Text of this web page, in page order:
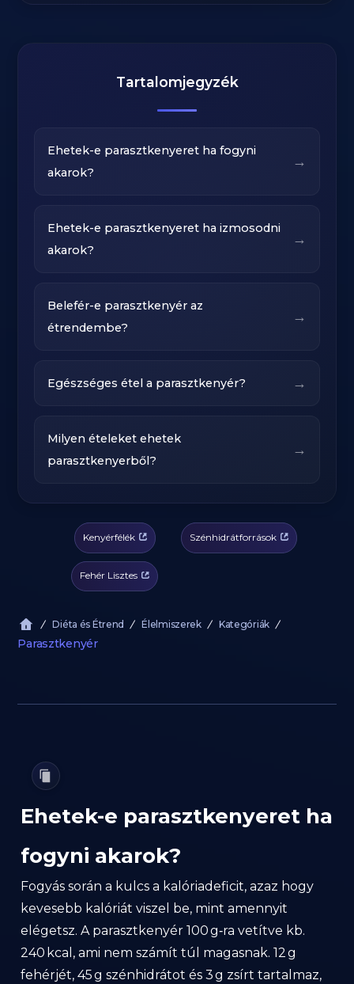
Tartalomjegyzék
Ehetek-e parasztkenyeret ha fogyni
akarok?
→
Ehetek-e parasztkenyeret ha izmosodni
akarok?
→
Belefér-e parasztkenyér az
étrendembe?
→
Egészséges étel a parasztkenyér? →
Milyen ételeket ehetek
parasztkenyerből?
→
Kenyérfélék Szénhidrátforrások
Fehér Lisztes
Diéta és Étrend Élelmiszerek Kategóriák
Parasztkenyér
Ehetek-e parasztkenyeret ha
fogyni akarok?
Fogyás során a kulcs a kalóriadeficit, azaz hogy
kevesebb kalóriát viszel be, mint amennyit
elégetsz. A parasztkenyér 100 g‑ra vetítve kb.
240 kcal, ami nem számít túl magasnak. 12 g
fehérjét, 45 g szénhidrátot és 3 g zsírt tartalmaz,